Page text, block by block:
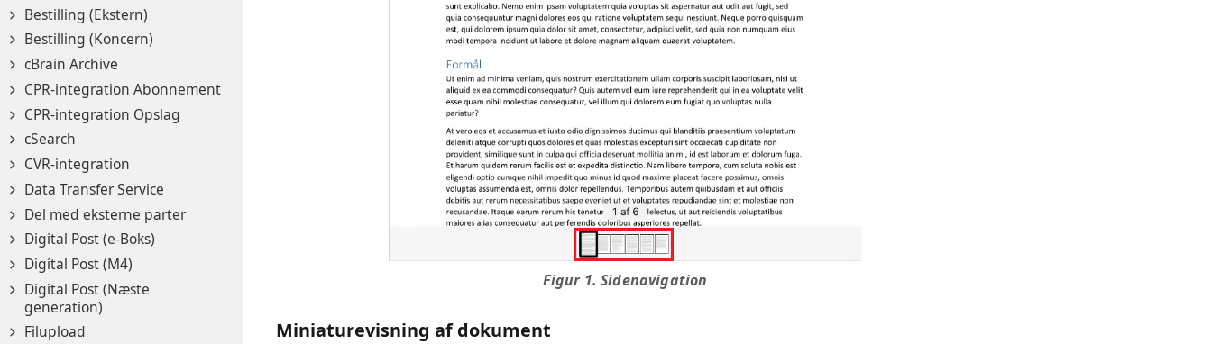
Bestilling (Ekstern)
Bestilling (Koncern)
cBrain Archive
CPR-integration Abonnement
CPR-integration Opslag
cSearch
CVR-integration
Data Transfer Service
Del med eksterne parter
Digital Post (e-Boks)
Digital Post (M4)
Digital Post (Næste
generation)
Filupload
Figur 1. Sidenavigation
Miniaturevisning af dokument